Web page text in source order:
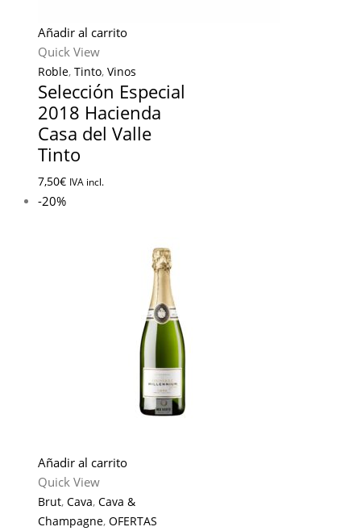
Añadir al carrito
Quick View
Roble, Tinto, Vinos
Selección Especial
2018 Hacienda
Casa del Valle
Tinto
7,50€ IVA incl.
-20%
Añadir al carrito
Quick View
Brut, Cava, Cava &
Champagne, OFERTAS